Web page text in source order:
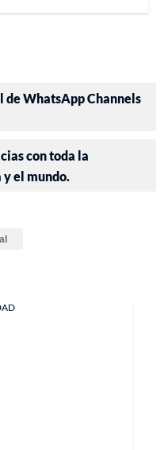
de WhatsApp Channels
con toda la
el mundo.